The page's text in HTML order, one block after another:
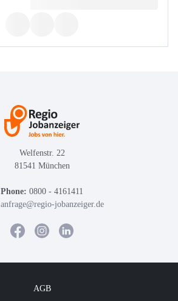
Welfenstr. 22
81541 München
Phone: 0800 - 4161411
anfrage@regio-jobanzeiger.de
AGB